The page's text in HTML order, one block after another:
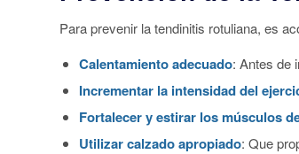
Para prevenir la tendinitis rotuliana, es
Calentamiento adecuado: Antes de
Incrementar la intensidad del
Fortalecer y estirar los músculos
Utilizar calzado apropiado: Que